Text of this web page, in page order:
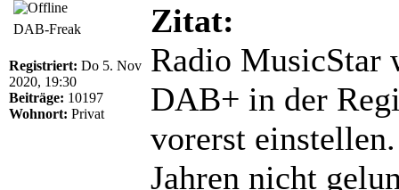
DAB-Freak
Registriert: Do 5. Nov
2020, 19:30
Beiträge: 10197
Wohnort: Privat
Zitat:
Radio MusicStar
DAB+ in der
vorerst
Jahren nicht